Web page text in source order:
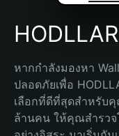
หากกำลังมองหา
ปลอดภัยเพื่อ
เลือกที่ดีที่สุดสำหรับ
ล้านคน ให้คุณสำรวจ